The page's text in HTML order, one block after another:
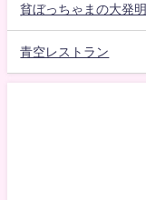
貧ぼっちゃまの大発明
青空レストラン